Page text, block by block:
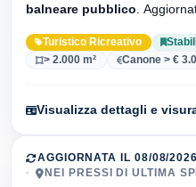
balneare pubblico
Turistico Ricreativo
> 2.000 m²
Canone > €
Visualizza dettagli e
AGGIORNATA IL 08/08/2026
NEI PRESSI DI ULTIMA